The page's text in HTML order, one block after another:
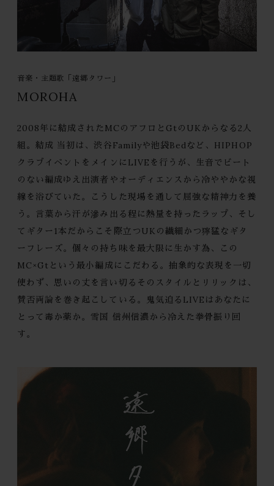
音楽・主題歌「遠郷タワー」
MOROHA
2008年に結成されたMCのアフロとGtのUKからなる2人
組。結成 当初は、渋谷Familyや池袋Bedなど、HIPHOP
クラブイベントをメインにLIVEを行うが、生音でビート
のない編成ゆえ出演者やオーディエンスから冷ややかな視
線を浴びていた。こうした現場を通して屈強な精神力を養
う。言葉から汗が滲み出る程に熱量を持ったラップ、そし
てギター1本だからこそ際立つUKの繊細かつ獰猛なギタ
ーフレーズ。個々の持ち味を最大限に生かす為、この
MC×Gtという最小編成にこだわる。抽象的な表現を一切
使わず、思いの丈を言い切るそのスタイルとリリックは、
賛否両論を巻き起こしている。鬼気迫るLIVEはあなたに
とって毒か薬か。雪国 信州信濃から冷えた拳骨振り回
す。